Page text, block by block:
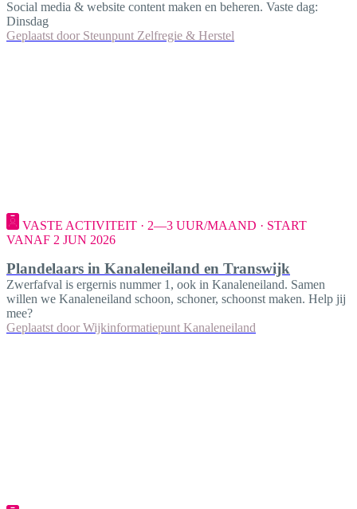
Social media & website content maken en beheren. Vaste dag:
Dinsdag
Geplaatst door Steunpunt Zelfregie & Herstel
VASTE ACTIVITEIT · 2—3 UUR/MAAND · START
VANAF 2 JUN 2026
Plandelaars in Kanaleneiland en Transwijk
Zwerfafval is ergernis nummer 1, ook in Kanaleneiland. Samen
willen we Kanaleneiland schoon, schoner, schoonst maken. Help jij
mee?
Geplaatst door Wijkinformatiepunt Kanaleneiland